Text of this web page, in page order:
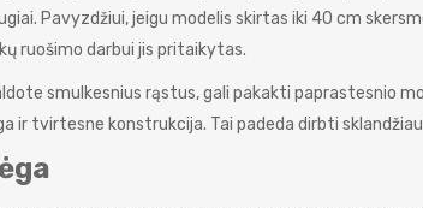
Pavyzdžiui, jeigu modelis skirtas iki 40 cm
ruošimo darbui jis pritaikytas.
smulkesnius rąstus, gali pakakti paprastesnio
ir tvirtesne konstrukcija. Tai padeda dirbti